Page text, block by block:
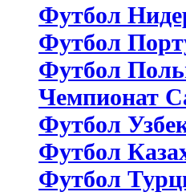
Футбол
Футбол
Футбол
Чемпионат
Футбол
Футбол
Футбол